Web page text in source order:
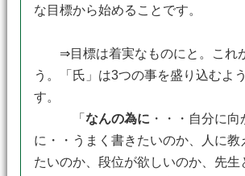
な目標から始めることです。
⇒目標は着実なものにと。これ
う。「氏」は3つの事を盛り込むよ
す。
「 なんの為に ・・・自分に
に・・うまく書きたいのか、人に教
たいのか、段位が欲しいのか、先生